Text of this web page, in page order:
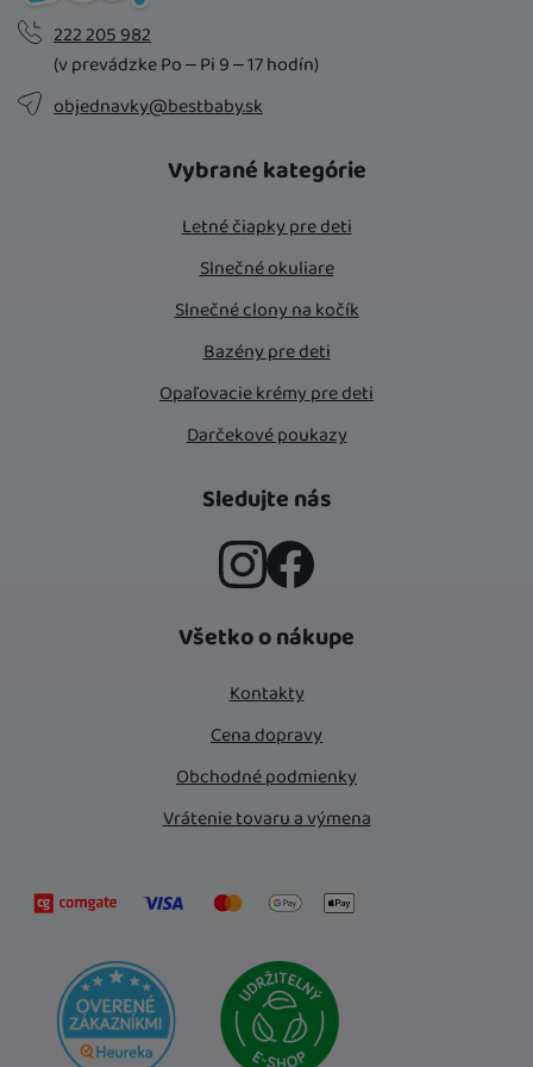
222 205 982
(v prevádzke Po – Pi 9 – 17 hodín)
objednavky@bestbaby.sk
Vybrané kategórie
Letné čiapky pre deti
Slnečné okuliare
Slnečné clony na kočík
Bazény pre deti
Opaľovacie krémy pre deti
Darčekové poukazy
Sledujte nás
Všetko o nákupe
Kontakty
Cena dopravy
Obchodné podmienky
Vrátenie tovaru a výmena